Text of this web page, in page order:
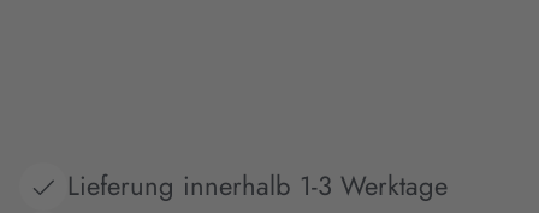
Lieferung innerhalb 1-3 Werktage